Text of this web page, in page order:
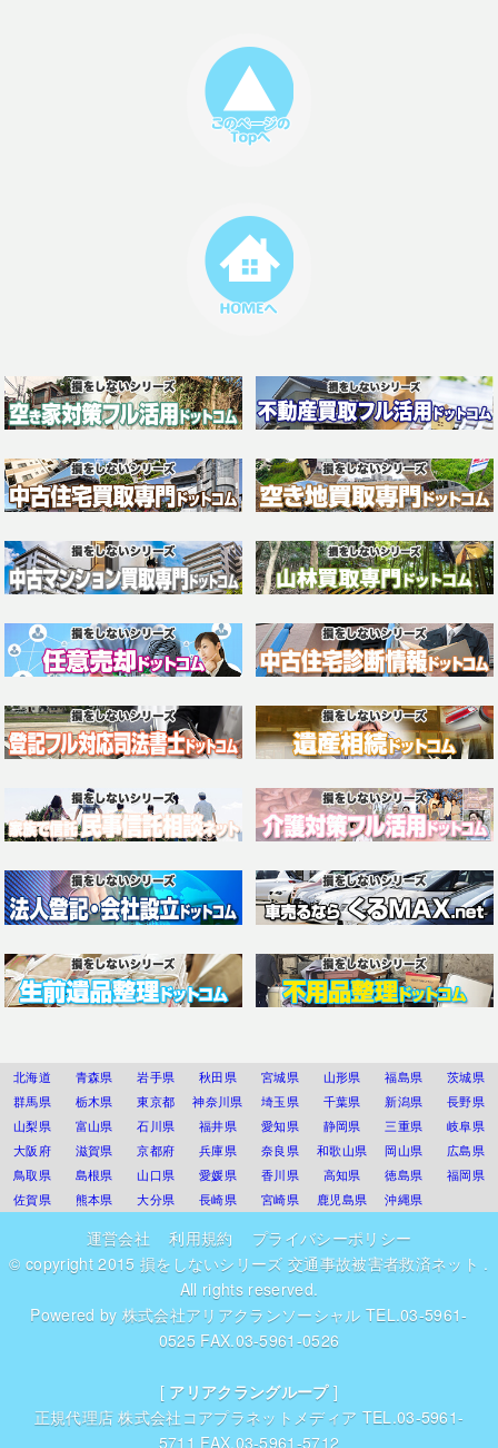
北海道 青森県 岩手県 秋田県 宮城県 山形県 福島県
茨城県
群馬県
栃木県 東京都 神奈川県 埼玉県 千葉県 新潟県
長野県
山梨県
富山県 石川県 福井県 愛知県 静岡県 三重県
岐阜県
大阪府
滋賀県 京都府 兵庫県 奈良県 和歌山県 岡山県
広島県
鳥取県
島根県 山口県 愛媛県 香川県 高知県 徳島県
福岡県
佐賀県
熊本県 大分県 長崎県 宮崎県 鹿児島県 沖縄県
運営会社 利用規約
プライバシーポリシー
© copyright 2015 損をしないシリーズ 交通事故被害者救済ネット .
All rights reserved.
Powered by 株式会社アリアクランソーシャル TEL.03-5961-
0525 FAX.03-5961-0526
[ アリアクラングループ]
正規代理店株式会社コアプラネットメディア TEL.03-5961-
5711 FAX.03-5961-5712